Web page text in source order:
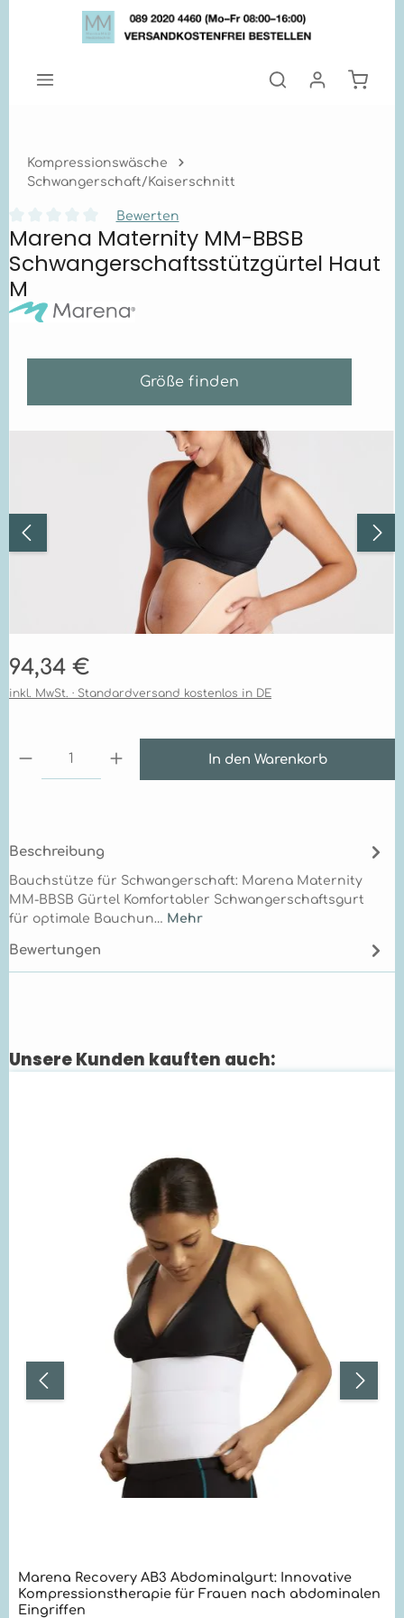
Zum Hauptinhalt springen
Kompressionswäsche
Schwangerschaft/Kaiserschnitt
Durchschnittliche Bewertung von 0 von 5 Sternen
Bewerten
Marena Maternity MM-BBSB
Schwangerschaftsstützgürtel Haut
M
Größe finden
Bildergalerie überspringen
Regulärer Preis:
94,34 €
inkl. MwSt. · Standardversand kostenlos in DE
Produkt Anzahl: Gib den gewünschten Wert
In den Warenkorb
Beschreibung
Bauchstütze für Schwangerschaft: Marena Maternity
MM-BBSB Gürtel Komfortabler Schwangerschaftsgurt
für optimale Bauchun… Mehr
Bewertungen
Produktgalerie überspringen
Unsere Kunden kauften auch:
Marena Recovery AB3 Abdominalgurt: Innovative
Kompressionstherapie für Frauen nach abdominalen
Eingriffen